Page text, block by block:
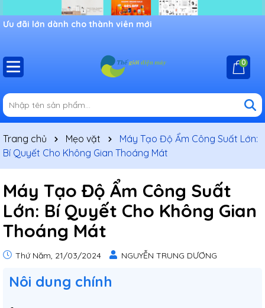
Ưu đãi lớn dành cho thành viên mới
0
Trang chủ Mẹo vặt
Máy Tạo Độ Ẩm Công Suất Lớn:
Bí Quyết Cho Không Gian Thoáng Mát
Máy Tạo Độ Ẩm Công Suất
Lớn: Bí Quyết Cho Không Gian
Thoáng Mát
Thứ Năm, 21/03/2024 NGUYỄN TRUNG DƯƠNG
Nôi dung chính